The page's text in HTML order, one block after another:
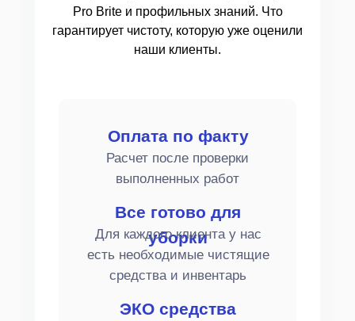
Pro Brite и профильных знаний. Что
гарантирует чистоту, которую уже оценили
наши клиенты.
ЭКО средства
Все готово для
уборки
Для каждого клиента у нас
есть необходимые чистящие
средства и инвентарь
Оплата по факту
Расчет после проверки
выполненных работ